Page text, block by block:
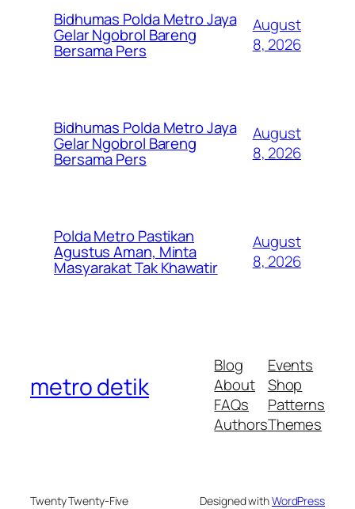
Bidhumas Polda Metro Jaya
Gelar Ngobrol Bareng
Bersama Pers
August
8, 2026
Bidhumas Polda Metro Jaya
Gelar Ngobrol Bareng
Bersama Pers
August
8, 2026
Polda Metro Pastikan
Agustus Aman, Minta
Masyarakat Tak Khawatir
August
8, 2026
metro detik
Blog
About
FAQs
Authors
Events
Shop
Patterns
Themes
Twenty Twenty-Five Designed withWordPress